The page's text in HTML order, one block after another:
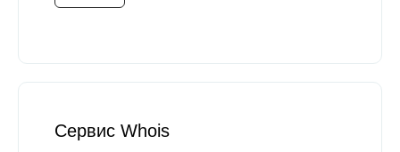
Сервис Whois